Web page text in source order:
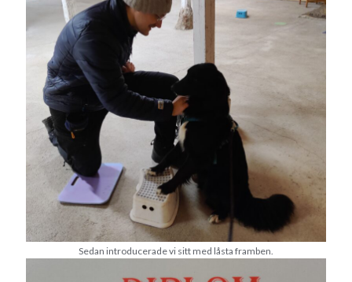
februari 2025
T O
3
4 6
10
13
16
17
19 20
24
27
« jan mar »
Arkiv
augusti 2026
Sedan introducerade vi sitt med låsta framben.